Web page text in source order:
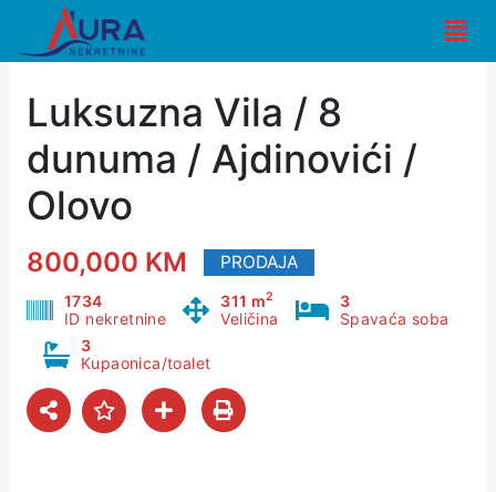
content
Luksuzna Vila / 8
dunuma / Ajdinovići /
Olovo
800,000 KM PRODAJA
1734
ID nekretnine
311 m2
Veličina
3
Spavaća soba
3
Kupaonica/toalet